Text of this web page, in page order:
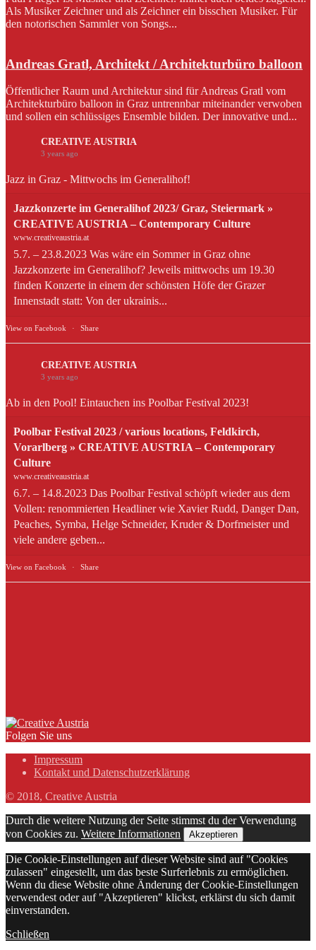
Als Musiker Zeichner und als Zeichner ein bisschen Musiker. Für
den notorischen Sammler von Songs...
Andreas Gratl, Architekt / Architekturbüro balloon
Öffentlicher Raum und Architektur sind für Andreas Gratl vom
Architekturbüro balloon in Graz untrennbar miteinander verwoben
und sollen ein schlüssiges Ensemble bilden. Der innovative und...
CREATIVE AUSTRIA
3 years ago
Jazz in Graz - Mittwochs im Generalihof!
Jazzkonzerte im Generalihof 2023/ Graz, Steiermark »
CREATIVE AUSTRIA – Contemporary Culture
www.creativeaustria.at
5.7. – 23.8.2023 Was wäre ein Sommer in Graz ohne
Jazzkonzerte im Generalihof? Jeweils mittwochs um 19.30
finden Konzerte in einem der schönsten Höfe der Grazer
Innenstadt statt: Von der ukrainis...
View on Facebook · Share
CREATIVE AUSTRIA
3 years ago
Ab in den Pool! Eintauchen ins Poolbar Festival 2023!
Poolbar Festival 2023 / various locations, Feldkirch,
Vorarlberg » CREATIVE AUSTRIA – Contemporary
Culture
www.creativeaustria.at
6.7. – 14.8.2023 Das Poolbar Festival schöpft wieder aus dem
Vollen: renommierten Headliner wie Xavier Rudd, Danger Dan,
Peaches, Symba, Helge Schneider, Kruder & Dorfmeister und
viele andere geben...
View on Facebook · Share
Folgen Sie uns
Impressum
Kontakt und Datenschutzerklärung
© 2018, Creative Austria
Durch die weitere Nutzung der Seite stimmst du der Verwendung
von Cookies zu. Weitere Informationen Akzeptieren
Die Cookie-Einstellungen auf dieser Website sind auf "Cookies
zulassen" eingestellt, um das beste Surferlebnis zu ermöglichen.
Wenn du diese Website ohne Änderung der Cookie-Einstellungen
verwendest oder auf "Akzeptieren" klickst, erklärst du sich damit
einverstanden.
Schließen